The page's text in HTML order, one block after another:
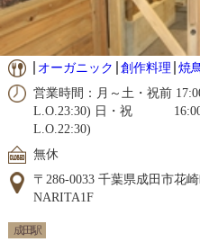
オーガニック 創作料理 焼
営業時間：月～土・祝前
L.O.23:30) 日・祝 16:00
L.O.22:30)
無休
〒286-0033 千葉県成田市花
NARITA1F
成田駅